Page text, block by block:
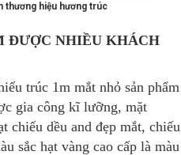
thương hiệu hương trúc
ĐƯỢC NHIỀU KHÁCH
trúc 1m mắt nhỏ sản phẩm
gia công kĩ lưỡng, mặt
chiếu dều and đẹp mắt, chiếu
sắc hạt vàng cao cấp là màu